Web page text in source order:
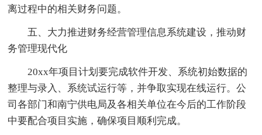
离过程中的相关财务问题。
五、大力推进财务经营管理信息系统建设，推动财
务管理现代化
20xx年项目计划要完成软件开发、系统初始数据的
整理与录入、系统试运行等，并争取实现在线运行。公
司各部门和南宁供电局及各相关单位在今后的工作阶段
中要配合项目实施，确保项目顺利完成。